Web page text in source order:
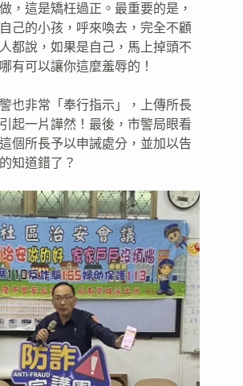
，這是矯枉過正。最重要的是，
己的小孩，呼來喚去，完全不顧
都說，如果是自己，馬上掉頭不
有可以讓你這麼羞辱的！
也非常「奉行指示」，上傳所長
起一片譁然！最後，市警局眼看
個所長予以申誡處分，並加以告
知道錯了？